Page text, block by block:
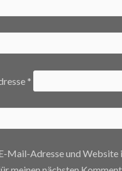
*
Mail-Adresse und Website